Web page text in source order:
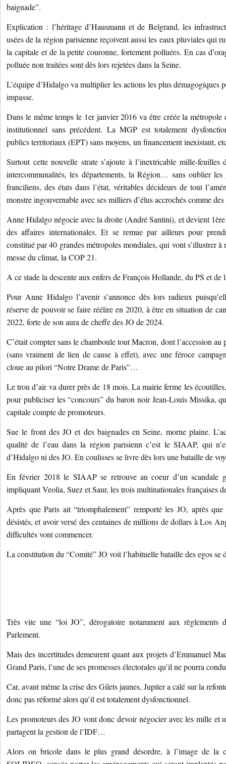
baignade”.
Explication : l’héritage d’Hausmann et de Belgrand, les
usées de la région parisienne reçoivent aussi les eaux pluviales qui
la capitale et de la petite couronne, fortement polluées. En cas
polluée non traitées sont dès lors rejetées dans la Seine.
L’équipe d’Hidalgo va multiplier les actions les plus démagogiques
impasse.
Dans le même temps le 1er janvier 2016 va être créée la
institutionnel sans précédent. La MGP est totalement
publics territoriaux (EPT) sans moyens, un financement inexistant,
Surtout cette nouvelle strate s’ajoute à l’inextricable mille-feuilles
intercommunalités, les départements, la Région… sans oublier les
franciliens, des états dans l’état, véritables décideurs de tout
monstre ingouvernable avec ses milliers d’élus accrochés comme
Anne Hidalgo négocie avec la droite (André Santini), et devient
des affaires internationales. Et se remue par ailleurs pour
constitué par 40 grandes métropoles mondiales, qui vont s’illustrer à
messe du climat, la COP 21.
A ce stade la descente aux enfers de François Hollande, du PS et de
Pour Anne Hidalgo l’avenir s’annonce dès lors radieux
réserve de pouvoir se faire réélire en 2020, à être en situation de
2022, forte de son aura de cheffe des JO de 2024.
C’était compter sans le chamboule tout Macron, dont l’accession
(sans vraiment de lien de cause à effet), avec une féroce
cloue au pilori “Notre Drame de Paris”…
Le trou d’air va durer près de 18 mois. La mairie ferme les
pour publiciser les “concours” du baron noir Jean-Louis Missika,
capitale compte de promoteurs.
Sue le front des JO et des baignades en Seine, morne plaine.
qualité de l’eau dans la région parisienn c’est le SIAAP, qui
d’Hidalgo ni des JO. En coulisses se livre dès lors une bataille de
En février 2018 le SIAAP se retrouve au coeur d’un scandale
impliquant Veolia, Suez et Saur, les trois multinationales françaises
Après que Paris ait “triomphalement” remporté les JO, après
désistés, et avoir versé des centaines de millions de dollars à Los
difficultés vont commencer.
La constitution du “Comité” JO voit l’habituelle bataille des egos se
Très vite une “loi JO”, dérogatoire notamment aux règlements
Parlement.
Mais des incertitudes demeurent quant aux projets d’Emmanuel
Grand Paris, l’une de ses promesses électorales qu’il ne pourra
Car, avant même la crise des Gilets jaunes, Jupiter a calé sur la
donc pas réformé alors qu’il est totalement dysfonctionnel.
Les promoteurs des JO vont donc devoir négocier avec les mille et
partagent la gestion de l’IDF…
Alors on bricole dans le plus grand désordre, à l’image de la